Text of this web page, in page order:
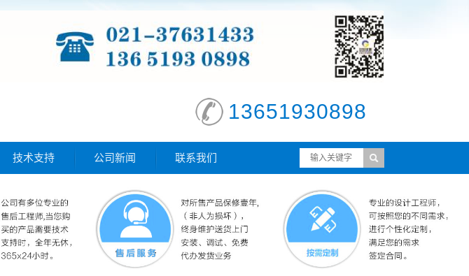
13651930898
技术支持 公司新闻 联系我们